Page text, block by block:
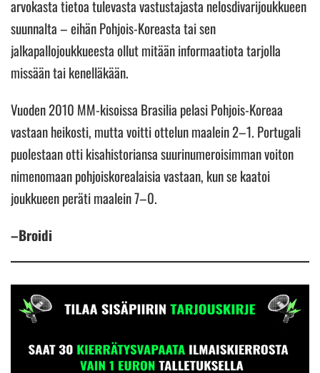
arvokasta tietoa tulevasta vastustajasta nelosdivarijoukkueen
suunnalta – eihän Pohjois-Koreasta tai sen
jalkapallojoukkueesta ollut mitään informaatiota tarjolla
missään tai kenelläkään.
Vuoden 2010 MM-kisoissa Brasilia pelasi Pohjois-Koreaa
vastaan heikosti, mutta voitti ottelun maalein 2–1. Portugali
puolestaan otti kisahistoriansa suurinumeroisimman voiton
nimenomaan pohjoiskorealaisia vastaan, kun se kaatoi
joukkueen peräti maalein 7–0.
–Broidi